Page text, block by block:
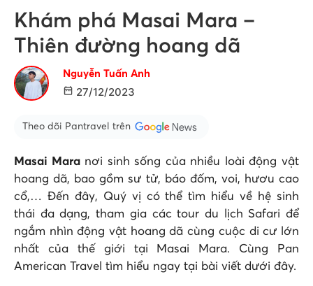
Khám phá Masai Mara –
Thiên đường hoang dã
Nguyễn Tuấn Anh
27/12/2023
Theo dõi Pantravel trên
Masai Maranơi sinh sống của nhiều loài động vật
hoang dã, bao gồm sư tử, báo đốm, voi, hươu cao
cổ,… Đến đây, Quý vị có thể tìm hiểu về hệ sinh
thái đa dạng, tham gia các tour du lịch Safari để
ngắm nhìn động vật hoang dã cùng cuộc di cư lớn
nhất của thế giới tại Masai Mara. Cùng Pan
American Travel tìm hiểu ngay tại bài viết dưới đây.